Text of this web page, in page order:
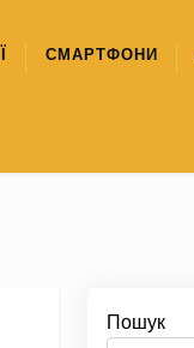
СМАРТФОНИ
Пошук